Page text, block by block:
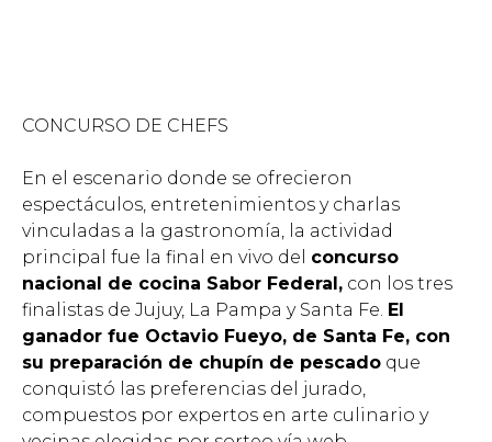
CONCURSO DE CHEFS
En el escenario donde se ofrecieron
espectáculos, entretenimientos y charlas
vinculadas a la gastronomía, la actividad
principal fue la final en vivo del concurso
nacional de cocina Sabor Federal, con los tres
finalistas de Jujuy, La Pampa y Santa Fe. El
ganador fue Octavio Fueyo, de Santa Fe, con
su preparación de chupín de pescado que
conquistó las preferencias del jurado,
compuestos por expertos en arte culinario y